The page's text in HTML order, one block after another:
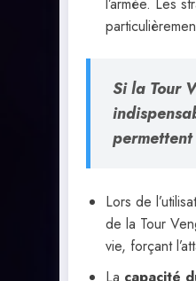
Si la Tour
Lors de
de la Tour
vie, forçant